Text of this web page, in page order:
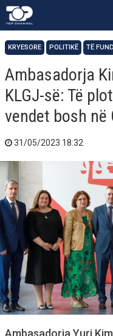
KRYESORE POLITIKË TË
Ambasadorja
KLGJ-së: Të
vendet bosh në
31/05/2023 18:32
Ambasadorja Yuri